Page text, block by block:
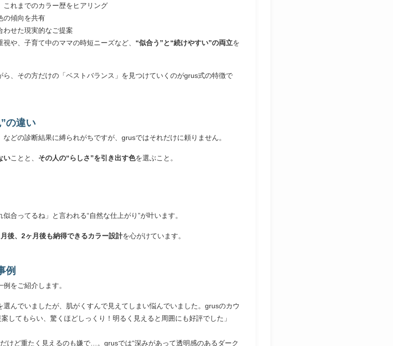
これまでのカラー歴をヒアリング
の傾向を共有
わせた現実的なご提案
や、子育て中のママの時短ニーズなど、 “似合う”と“続けやすい”の両立を
、その方だけの「ベストバランス」を見つけていくのがgrus式の特徴で
の違い
どの診断結果に縛られがちですが、grusではそれだけに頼りません。
いことと、 その人の“らしさ”を引き出す色を選ぶこと。
合ってるね」と言われる“自然な仕上がり”が叶います。
後、2ヶ月後も納得できるカラー設計を心がけています。
例
をご紹介します。
選んでいましたが、肌がくすんで見えてしまい悩んでいました。grusのカウ
してもらい、驚くほどしっくり！明るく見えると周囲にも好評でした」
けど重たく見えるのも嫌で…。grusでは“深みがあって透明感のあるダーク